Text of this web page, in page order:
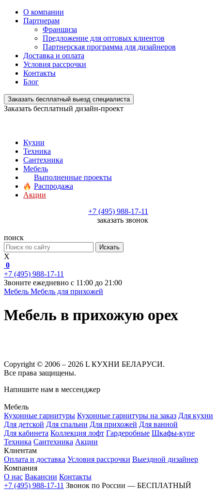
О компании
Партнерам
Франшиза
Предложение для оптовых клиентов
Партнерская программа для дизайнеров
Доставка и оплата
Условия рассрочки
Контакты
Блог
Заказать бесплатный выезд специалиста
Заказать бесплатный дизайн-проект
Кухни
Техника
Сантехника
Мебель
Выполненные проекты
Распродажа
Акции
+7 (495) 988-17-11
заказать звонок
поиск
Искать
X
0
+7 (495) 988-17-11
Звоните ежедневно с 11:00 до 21:00
Мебель Мебель для прихожей
Мебель в прихожую орех
Copyright © 2006 – 2026 L КУХНИ БЕЛАРУСИ.
Все права защищены.
Напишите нам в мессенджер
Мебель
Кухонные гарнитуры Кухонные гарнитуры на заказ Для кухни
Для детской Для спальни Для прихожей Для ванной
Для кабинета Коллекция лофт Гардеробные Шкафы-купе
Техника Сантехника Акции
Клиентам
Оплата и доставка Условия рассрочки Выездной дизайнер
Компания
О нас Вакансии Контакты
+7 (495) 988-17-11 Звонок по России — БЕСПЛАТНЫЙ